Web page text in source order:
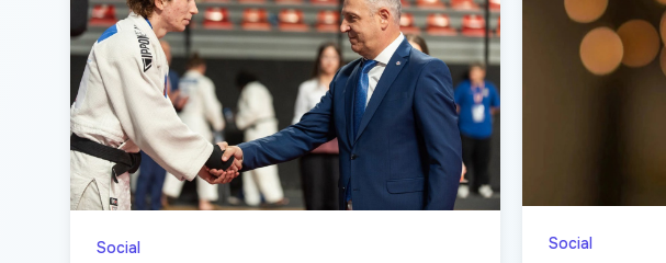
Social Social